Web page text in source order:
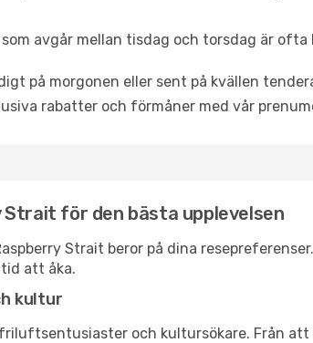
som avgår mellan tisdag och torsdag är
på morgonen eller sent på kvällen
rabatter och förmåner med vår
för den bästa upplevelsen
Strait beror på dina
att åka.
kultur
och kultursökare. Från